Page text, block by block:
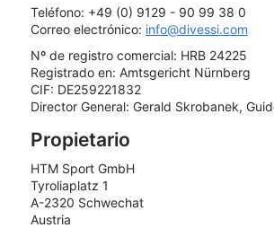
Teléfono: +49 (0) 9129 - 90 99 38 0
Correo electrónico: info@divessi.com
Nº de registro comercial: HRB 24225
Registrado en: Amtsgericht Nürnberg
CIF: DE259221832
Director General: Gerald Skrobanek,
Propietario
HTM Sport GmbH
Tyroliaplatz 1
A-2320 Schwechat
Austria